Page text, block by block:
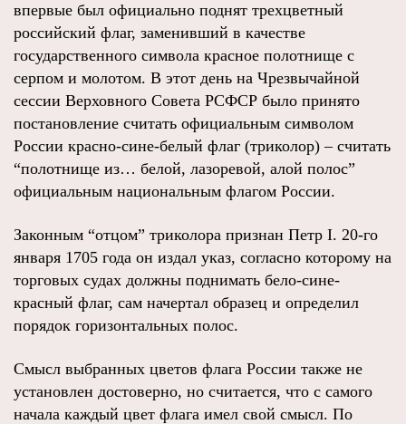
впервые был официально поднят трехцветный
российский флаг, заменивший в качестве
государственного символа красное полотнище с
серпом и молотом. В этот день на Чрезвычайной
сессии Верховного Совета РСФСР было принято
постановление считать официальным символом
России красно-сине-белый флаг (триколор) – считать
“полотнище из… белой, лазоревой, алой полос”
официальным национальным флагом России.
Законным “отцом” триколора признан Петр I. 20-го
января 1705 года он издал указ, согласно которому на
торговых судах должны поднимать бело-сине-
красный флаг, сам начертал образец и определил
порядок горизонтальных полос.
Смысл выбранных цветов флага России также не
установлен достоверно, но считается, что с самого
начала каждый цвет флага имел свой смысл. По